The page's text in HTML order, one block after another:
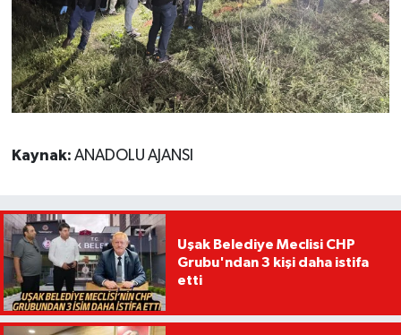
Kaynak: ANADOLU AJANSI
Uşak Belediye Meclisi CHP
Grubu'ndan 3 kişi daha istifa
etti